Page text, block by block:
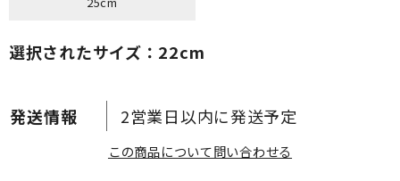
2営業日以内に発送予定
選択されたサイズ：22cm
この商品について問い合わせる